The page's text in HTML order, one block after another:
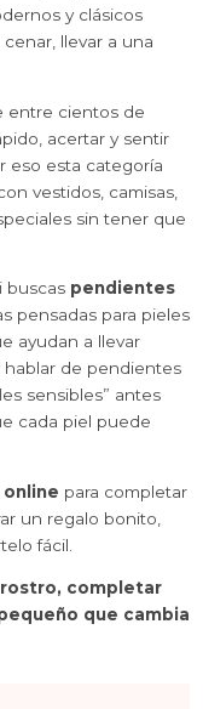
y clásicos
llevar a una
entre cientos de
acertar y sentir
eso esta categoría
vestidos, camisas,
sin tener que
buscas pendientes
pensadas para pieles
ayudan a llevar
de pendientes
sensibles” antes
cada piel puede
para completar
un regalo bonito,
fácil.
rostro, completar
que cambia